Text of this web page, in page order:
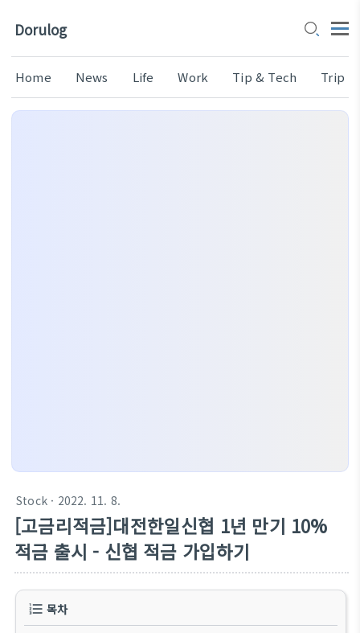
Dorulog
Home News Life Work Tip & Tech Trip
Stock · 2022. 11. 8.
[고금리적금]대전한일신협 1년 만기 10%
적금 출시 - 신협 적금 가입하기
목차